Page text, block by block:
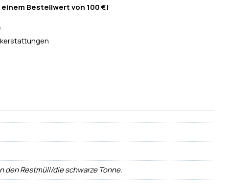
Bestellwert von 100 €!
den Restmüll/die schwarze Tonne.